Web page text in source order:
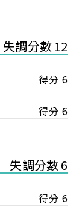
失調分數 12
得分 6
得分 6
失調分數 6
得分 6